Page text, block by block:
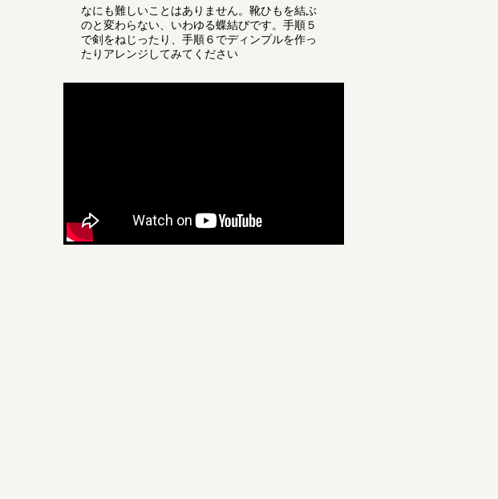
なにも難しいことはありません。靴ひもを結ぶ
のと変わらない、いわゆる蝶結びです。手順５
で剣をねじったり、手順６でディンプルを作っ
たりアレンジしてみてください